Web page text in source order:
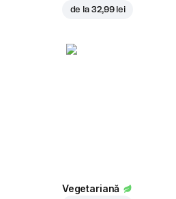
de la 32,99 lei
Vegetariană